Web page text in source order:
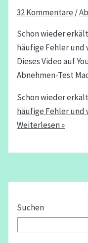
32 Kommentare /
Schon wieder
häufige Fehler und
Dieses Video auf
Abnehmen-Test
Schon wieder
häufige Fehler und
Weiterlesen »
Suchen